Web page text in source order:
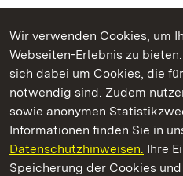
Wir verwenden Cookies, um
Webseiten-Erlebnis zu
sich dabei um Cookies, die
notwendig sind. Zudem
sowie anonymen
Informationen finden Sie in
Datenschutzhinweisen. Ihre
Speicherung der Cookies
Kommen. Staunen.
Residenzschloss Ludwigsburg